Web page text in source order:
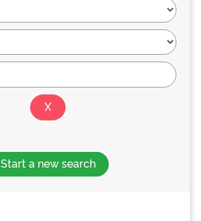
Start a new search